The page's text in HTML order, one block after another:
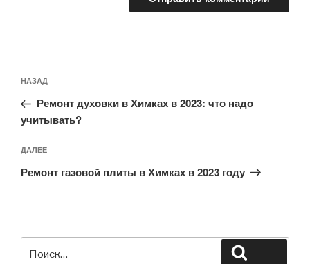
по
записям
Предыдущая
запись:
НАЗАД
Ремонт духовки в Химках в 2023: что надо
учитывать?
Следующая
запись
ДАЛЕЕ
Ремонт газовой плиты в Химках в 2023 году